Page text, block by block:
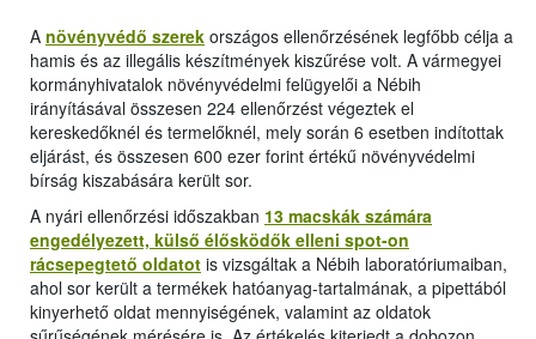
A növényvédő szerek országos ellenőrzésének legfőbb célja a
hamis és az illegális készítmények kiszűrése volt. A vármegyei
kormányhivatalok növényvédelmi felügyelői a Nébih
irányításával összesen 224 ellenőrzést végeztek el
kereskedőknél és termelőknél, mely során 6 esetben indítottak
eljárást, és összesen 600 ezer forint értékű növényvédelmi
bírság kiszabására került sor.
A nyári ellenőrzési időszakban 13 macskák számára
engedélyezett, külső élősködők elleni spot-on
rácsepegtető oldatot is vizsgáltak a Nébih laboratóriumaiban,
ahol sor került a termékek hatóanyag-tartalmának, a pipettából
kinyerhető oldat mennyiségének, valamint az oldatok